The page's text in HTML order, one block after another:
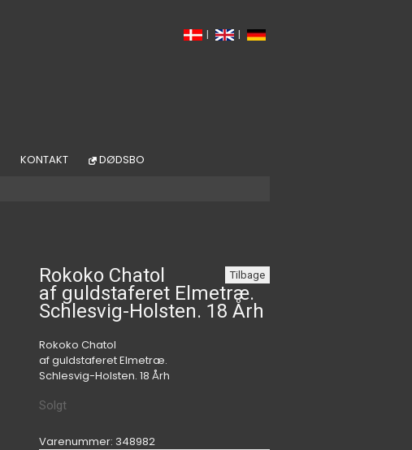
| |
KONTAKT DØDSBO
Tilbage
Rokoko Chatol
af guldstaferet Elmetræ.
Schlesvig-Holsten. 18 Årh
Rokoko Chatol
af guldstaferet Elmetræ.
Schlesvig-Holsten. 18 Årh
Solgt
Varenummer: 348982